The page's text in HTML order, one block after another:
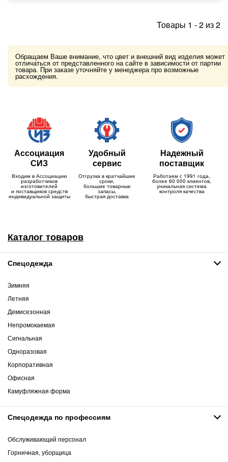
Товары 1 -2 из2
Обращаем Ваше внимание, что цвет и внешний вид изделия может
отличаться от представленного на сайте в зависимости от партии
товара. При заказе уточняйте у менеджера про возможные
расхождения.
Ассоциация
СИЗ
Входим в Ассоциацию
разработчиков
изготовителей
и поставщиков средств
индивидуальной защиты
Удобный
сервис
Отгрузка в кратчайшие
сроки,
большие товарные
запасы,
быстрая доставка
Надежный
поставщик
Работаем с 1991 года,
более 60 000 клиентов,
уникальная система
контроля качества
Каталог товаров
Спецодежда
Зимняя
Летняя
Демисезонная
Непромокаемая
Сигнальная
Одноразовая
Корпоративная
Офисная
Камуфляжная форма
Спецодежда по профессиям
Обслуживающий персонал
Горничная, уборщица